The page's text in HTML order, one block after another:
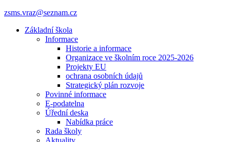
zsms.vraz@seznam.cz
Základní škola
Informace
Historie a informace
Organizace ve školním roce 2025-2026
Projekty EU
ochrana osobních údajů
Strategický plán rozvoje
Povinné informace
E-podatelna
Úřední deska
Nabídka práce
Rada školy
Aktuality